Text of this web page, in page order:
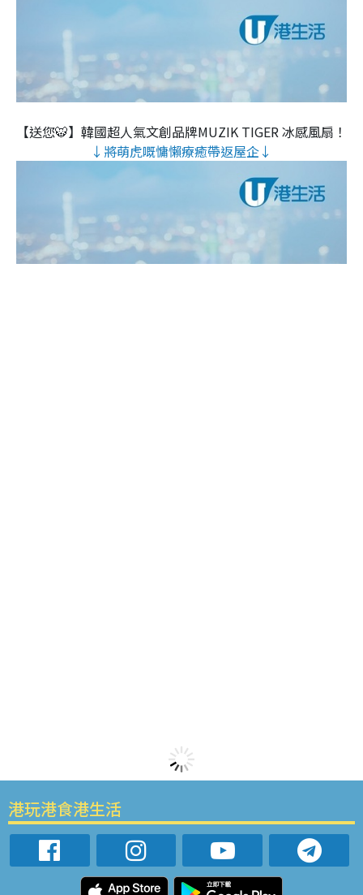
【送您🐯】韓國超人氣文創品牌MUZIK TIGER 冰感風扇！
↓將萌虎嘅慵懶療癒帶返屋企↓
港玩港食港生活